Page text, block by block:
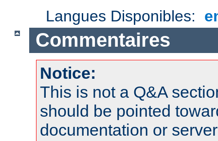
Langues Disponibles:
Commentaires
Notice:
This is not a Q&A
should be pointed
documentation or